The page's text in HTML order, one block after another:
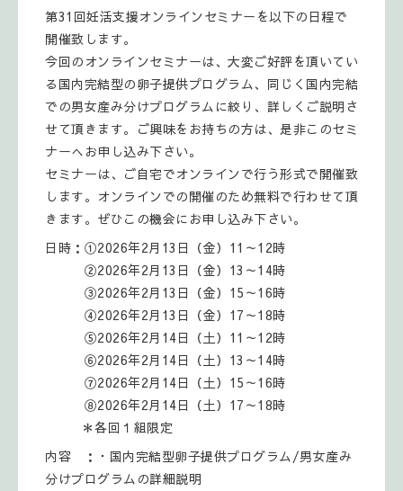
第31回妊活支援オンラインセミナーを以下の日程で
開催致します。
今回のオンラインセミナーは、大変ご好評を頂いてい
る国内完結型の卵子提供プログラム、同じく国内完結
での男女産み分けプログラムに絞り、詳しくご説明さ
せて頂きます。ご興味をお持ちの方は、是非このセミ
ナーへお申し込み下さい。
セミナーは、ご自宅でオンラインで行う形式で開催致
します。オンラインでの開催のため無料で行わせて頂
きます。ぜひこの機会にお申し込み下さい。
日時：①2026年2月13日（金）11～12時
②2026年2月13日（金）13～14時
③2026年2月13日（金）15～16時
④2026年2月13日（金）17～18時
⑤2026年2月14日（土）11～12時
⑥2026年2月14日（土）13～14時
⑦2026年2月14日（土）15～16時
⑧2026年2月14日（土）17～18時
＊各回１組限定
内容 ：・国内完結型卵子提供プログラム/男女産み
分けプログラムの詳細説明